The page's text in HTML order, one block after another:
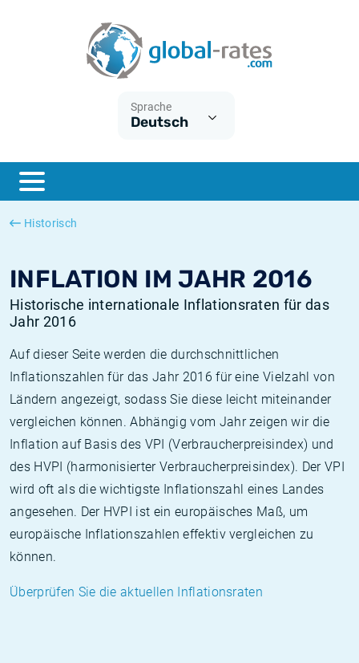
Sprache
Deutsch
Historisch
INFLATION IM JAHR 2016
Historische internationale Inflationsraten für das
Jahr 2016
Auf dieser Seite werden die durchschnittlichen
Inflationszahlen für das Jahr 2016 für eine Vielzahl von
Ländern angezeigt, sodass Sie diese leicht miteinander
vergleichen können. Abhängig vom Jahr zeigen wir die
Inflation auf Basis des VPI (Verbraucherpreisindex) und
des HVPI (harmonisierter Verbraucherpreisindex). Der VPI
wird oft als die wichtigste Inflationszahl eines Landes
angesehen. Der HVPI ist ein europäisches Maß, um
europäische Inflationszahlen effektiv vergleichen zu
können.
Überprüfen Sie die aktuellen Inflationsraten
ESTER
SONIA
Was ist die VPI-Inflation?
Was ist die HVPI-Inflation?
Deutsche inflation
Europäische inflation
Historische Euribor-Sätze
Historische ESTER-Sätze
Historische SOFR-Sätze
Historische SONIA-Sätze
Inflationsrechner